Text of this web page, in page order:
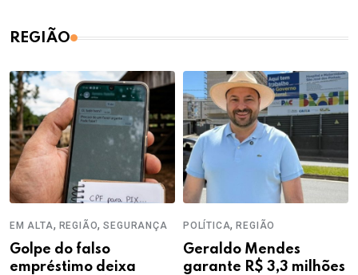
REGIÃO
EM ALTA, REGIÃO,SEGURANÇA
Golpe do falso
empréstimo deixa
POLÍTICA,REGIÃO
Geraldo Mendes
garante R$ 3,3 milhões